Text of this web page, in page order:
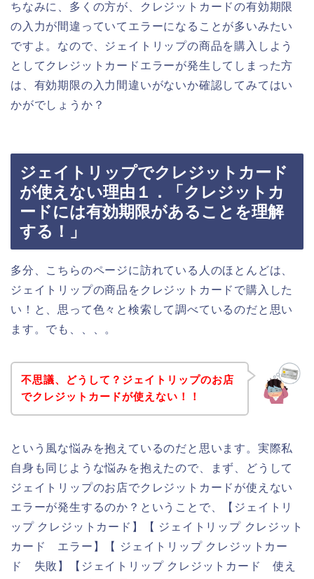
ちなみに、多くの方が、クレジットカードの有効期限
の入力が間違っていてエラーになることが多いみたい
ですよ。なので、ジェイトリップの商品を購入しよう
としてクレジットカードエラーが発生してしまった方
は、有効期限の入力間違いがないか確認してみてはい
かがでしょうか？
ジェイトリップでクレジットカード
が使えない理由１．「クレジットカ
ードには有効期限があることを理解
する！」
多分、こちらのページに訪れている人のほとんどは、
ジェイトリップの商品をクレジットカードで購入した
い！と、思って色々と検索して調べているのだと思い
ます。でも、、、。
不思議、どうして？ジェイトリップのお店
でクレジットカードが使えない！！
という風な悩みを抱えているのだと思います。実際私
自身も同じような悩みを抱えたので、まず、どうして
ジェイトリップのお店でクレジットカードが使えない
エラーが発生するのか？ということで、【ジェイトリ
ップ クレジットカード】【 ジェイトリップ クレジット
カード エラー】【 ジェイトリップ クレジットカー
ド 失敗】【ジェイトリップ クレジットカード 使え